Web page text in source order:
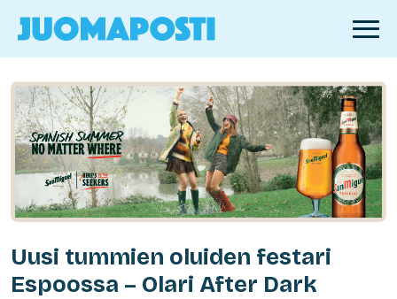
Uusi tummien oluiden festari
Espoossa – Olari After Dark